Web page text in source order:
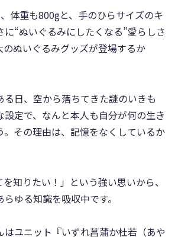
体重も800gと、手のひらサイズのキ
に“ぬいぐるみにしたくなる”愛らしさ
のぬいぐるみグッズが登場するか
る日、空から落ちてきた謎のいきも
設定で、なんと本人も自分が何の生き
。その理由は、記憶をなくしているか
を知りたい！」という強い思いから、
ゆる知識を吸収中です。
はユニット『いずれ菖蒲か杜若（あや